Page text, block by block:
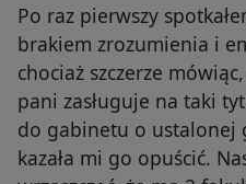
Po raz pierwszy
brakiem zrozumienia i
chociaż szczerze
pani zasługuje na taki
do gabinetu o ustalonej
kazała mi go opuścić.